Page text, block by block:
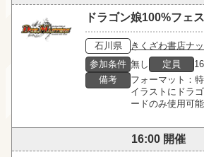
ドラゴン娘100%フェス
石川県
きくざわ書店ナ
参加条件 無し 定員
備考
フォーマット：
イラストにドラ
ードのみ使用可能
16:00 開催